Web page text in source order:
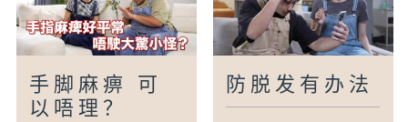
手脚麻痹 可
以唔理？
防脱发有办法